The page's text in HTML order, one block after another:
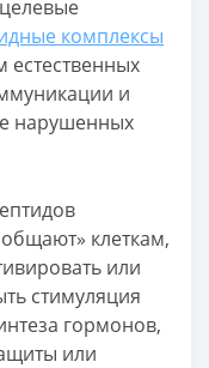
комплексы
естественных
и
нарушенных
клеткам,
или
стимуляция
гормонов,
или